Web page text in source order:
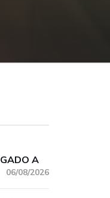
A
06/08/2026